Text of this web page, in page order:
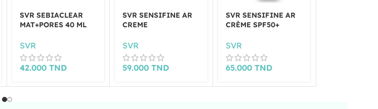
SVR SEBIACLEAR
MAT+PORES 40 ML
SVR
42.000 TND
SVR SENSIFINE AR
CREME
SVR
59.000TND
SVR SENSIFINE AR
CRÈME SPF50+
SVR
65.000 TND